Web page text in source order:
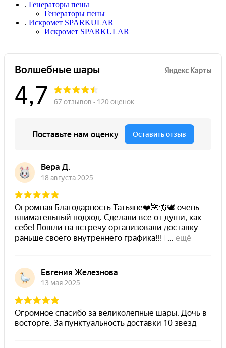
Генераторы пены
Генераторы пены
Искромет SPARKULAR
Искромет SPARKULAR